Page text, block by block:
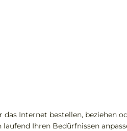
Internet bestellen, beziehen
Ihren Bedürfnissen